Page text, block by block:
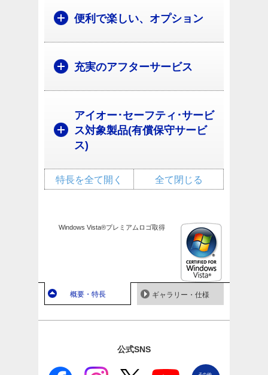
便利で楽しい、オプション
充実のアフターサービス
アイオー･セーフティ･サービ
ス対象製品(有償保守サービ
ス)
全て閉じる
特長を全て開く
Windows Vista®プレミアムロゴ取得
概要・特長 ギャラリー・仕様
公式SNS